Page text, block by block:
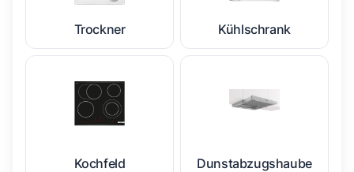
Trockner Kühlschrank
Kochfeld Dunstabzugshaube